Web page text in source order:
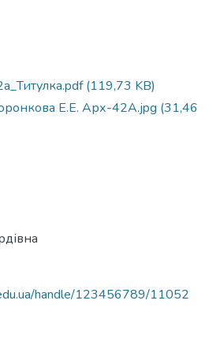
(119,73 KB)
Е.Е. Арх-42А.jpg (31,46
handle/123456789/11052